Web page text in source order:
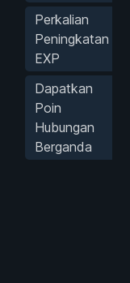
Perkalian
Peningkatan
EXP
Dapatkan
Poin
Hubungan
Berganda